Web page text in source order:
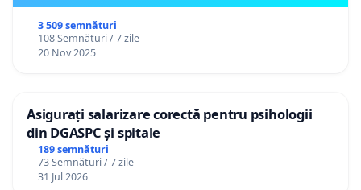
22. Ionuţ Grama - actor
23. Paul Sebastian Popa - actor
și manager cultural
25. Ovidiu Mihăiţă - Auăleu
26. Csongor Köllő - Asociația Teatrală Shoshin
3 509 semnături
108 Semnături / 7 zile
20 Nov 2025
Asigurați salarizare corectă pentru psihologii
din DGASPC și spitale
189 semnături
73 Semnături / 7 zile
31 Jul 2026